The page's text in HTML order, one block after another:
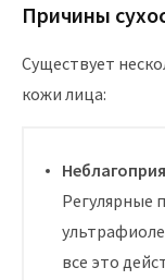
Причины
Существует
кожи лица:
Регулярные
все это